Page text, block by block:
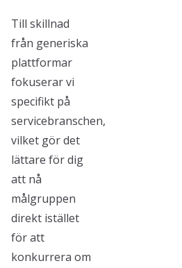
Till skillnad
från generiska
plattformar
fokuserar vi
specifikt på
servicebranschen,
vilket gör det
lättare för dig
att nå
målgruppen
direkt istället
för att
konkurrera om